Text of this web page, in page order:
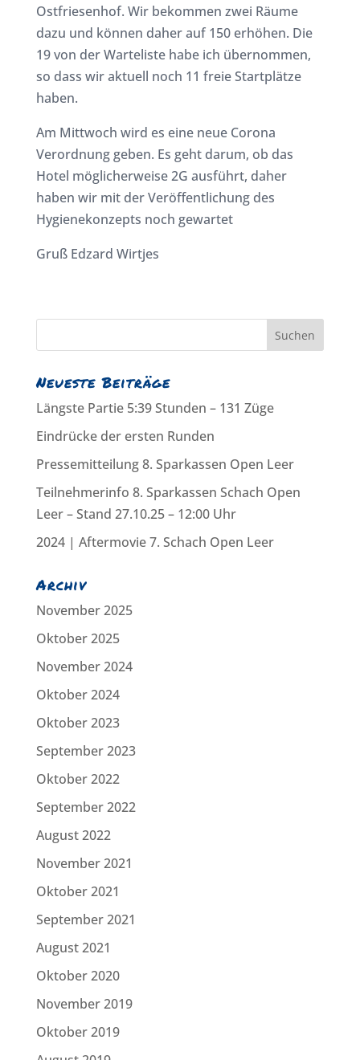
Ostfriesenhof. Wir bekommen zwei Räume
dazu und können daher auf 150 erhöhen. Die
19 von der Warteliste habe ich übernommen,
so dass wir aktuell noch 11 freie Startplätze
haben.
Am Mittwoch wird es eine neue Corona
Verordnung geben. Es geht darum, ob das
Hotel möglicherweise 2G ausführt, daher
haben wir mit der Veröffentlichung des
Hygienekonzepts noch gewartet
Gruß Edzard Wirtjes
Neueste Beiträge
Längste Partie 5:39 Stunden – 131 Züge
Eindrücke der ersten Runden
Pressemitteilung 8. Sparkassen Open Leer
Teilnehmerinfo 8. Sparkassen Schach Open
Leer – Stand 27.10.25 – 12:00 Uhr
2024 | Aftermovie 7. Schach Open Leer
Archiv
November 2025
Oktober 2025
November 2024
Oktober 2024
Oktober 2023
September 2023
Oktober 2022
September 2022
August 2022
November 2021
Oktober 2021
September 2021
August 2021
Oktober 2020
November 2019
Oktober 2019